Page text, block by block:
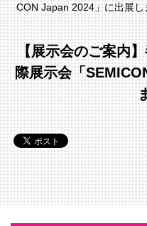
CON Japan 2024」に出展し
【展示会のご案内
際展示会「